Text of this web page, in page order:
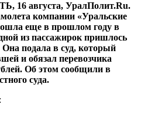
августа, УралПолит.Ru.
компании «Уральские
еще в прошлом году в
из пассажирок пришлось
Она подала в суд, который
и обязал перевозчика
Об этом сообщили в
суда.